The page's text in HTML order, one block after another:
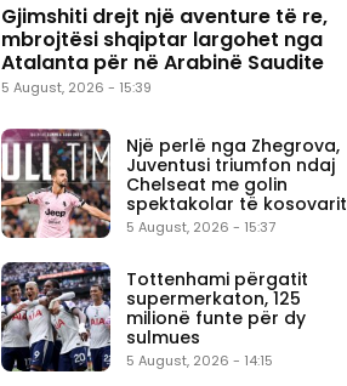
Gjimshiti drejt një aventure të re,
mbrojtësi shqiptar largohet nga
Atalanta për në Arabinë Saudite
5 August, 2026 - 15:39
Një perlë nga Zhegrova,
Juventusi triumfon ndaj
Chelseat me golin
spektakolar të kosovarit
5 August, 2026 - 15:37
Tottenhami përgatit
supermerkaton, 125
milionë funte për dy
sulmues
5 August, 2026 - 14:15